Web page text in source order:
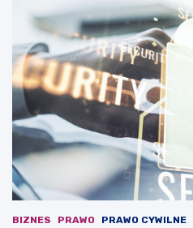
BIZNES PRAWO PRAWO CYWILNE